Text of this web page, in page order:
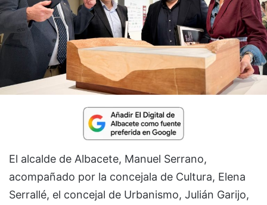
El alcalde de Albacete, Manuel Serrano,
acompañado por la concejala de Cultura, Elena
Serrallé, el concejal de Urbanismo, Julián Garijo,